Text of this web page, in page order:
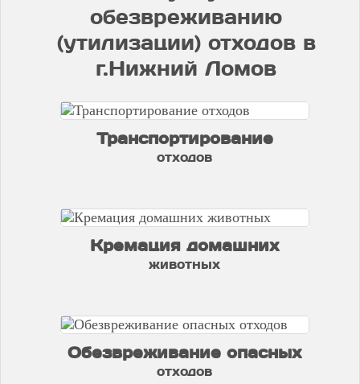
обезвреживанию
(утилизации) отходов в
г.Нижний Ломов
Транспортирование
отходов
Кремация домашних
животных
Обезвреживание опасных
отходов